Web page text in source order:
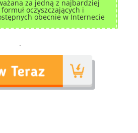
za jedną z najbardziej
oczyszczających i
obecnie w Internecie
.